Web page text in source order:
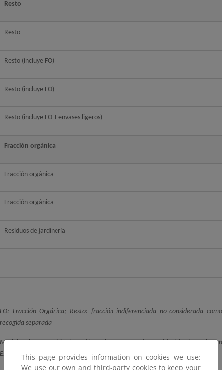
Resto
Resto
Resto (incluye FO)
Resto (incluye FO)
Resto (incluye FO + envases ligeros)
Fracción orgánica
Fracción orgánica
Fracción orgánica
Residuos de jardinería
-
-
FO: Fracción Orgánica; Resto: fracción indiferenciada no considerada como
recogida separada
Modelos de separación de residuos de competencia municipal implantados en
España.This page provides information on cookies we use:
We use our own and third-party cookies to keep your